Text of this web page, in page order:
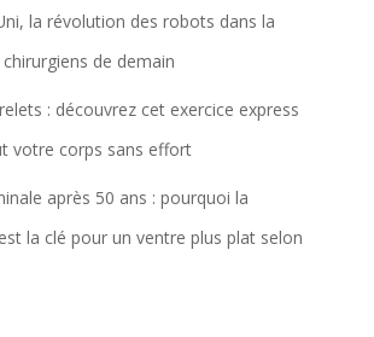
la révolution des robots dans la
de demain
: découvrez cet exercice express
votre corps sans effort
après 50 ans : pourquoi la
la clé pour un ventre plus plat selon